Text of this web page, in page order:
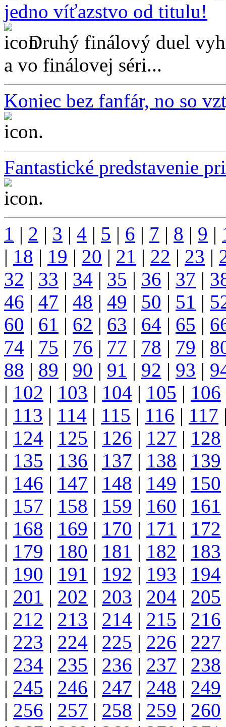
jedno víťazstvo od titulu!
Druhý finálový duel
a vo finálovej séri...
Koniec bez fanfár, no so
...
Fantastické predstavenie
...
1 | 2 | 3 | 4 | 5 | 6 | 7 | 8 | 9 |
| 18 | 19 | 20 | 21 | 22 | 23 |
32 | 33 | 34 | 35 | 36 | 37 |
46 | 47 | 48 | 49 | 50 | 51 |
60 | 61 | 62 | 63 | 64 | 65 |
74 | 75 | 76 | 77 | 78 | 79 |
88 | 89 | 90 | 91 | 92 | 93 |
| 102 | 103 | 104 | 105 | 106
| 113 | 114 | 115 | 116 | 117
| 124 | 125 | 126 | 127 | 128
| 135 | 136 | 137 | 138 | 139
| 146 | 147 | 148 | 149 | 150
| 157 | 158 | 159 | 160 | 161
| 168 | 169 | 170 | 171 | 172
| 179 | 180 | 181 | 182 | 183
| 190 | 191 | 192 | 193 | 194
| 201 | 202 | 203 | 204 | 205
| 212 | 213 | 214 | 215 | 216
| 223 | 224 | 225 | 226 | 227
| 234 | 235 | 236 | 237 | 238
| 245 | 246 | 247 | 248 | 249
| 256 | 257 | 258 | 259 | 260